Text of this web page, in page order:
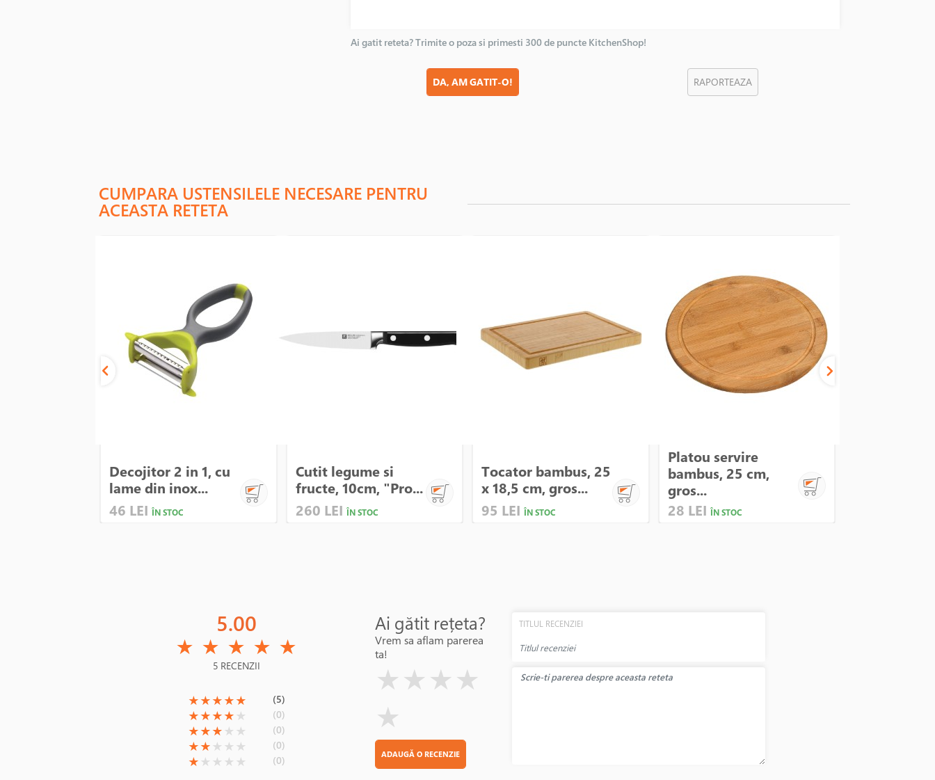
Ai gatit reteta? Trimite o poza si primesti 300 de puncte KitchenShop!
DA, AM GATIT-O! RAPORTEAZA
CUMPARA USTENSILELE NECESARE PENTRU
ACEASTA RETETA
Decojitor 2 in 1, cu
lame din inox...
46 LEI ÎN STOC
Cutit legume si
fructe, 10cm, "Pro...
260 LEI ÎN STOC
Tocator bambus, 25
x 18,5 cm, gros...
95 LEI ÎN STOC
Platou servire
bambus, 25 cm,
gros...
28 LEI ÎN STOC
5.00
★ ★ ★ ★ ★
5 RECENZII
(*)
★(*)
★(*)
★(*)
★(*)
★ (5)
(*)
★(*)
★(*)
★(*)
★ ( )
★ (0)
(*)
★(*)
★(*)
★ ( )
★ ( )
★ (0)
(*)
★(*)
★ ( )
★ ( )
★ ( )
★ (0)
(*)
★ ( )
★ ( )
★ ( )
★ ( )
★ (0)
Ai gătit rețeta?
Vrem sa aflam parerea
ta!
★ ★ ★ ★
★
ADAUGĂ O RECENZIE
TITLUL RECENZIEI